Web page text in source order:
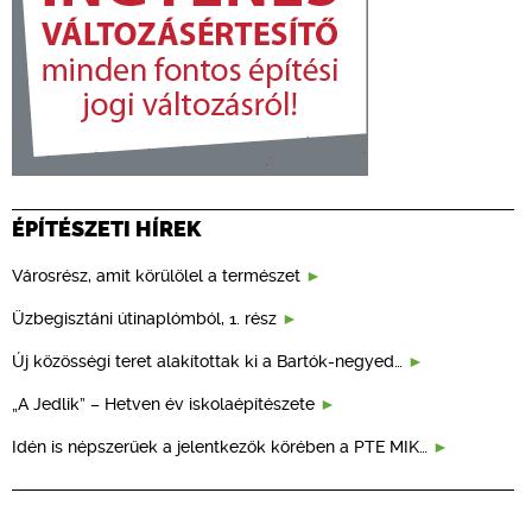
ÉPÍTÉSZETI HÍREK
Városrész, amit körülölel a természet
Üzbegisztáni útinaplómból, 1. rész
Új közösségi teret alakítottak ki a Bartók-negyed…
„A Jedlik” – Hetven év iskolaépítészete
Idén is népszerűek a jelentkezők körében a PTE MIK…